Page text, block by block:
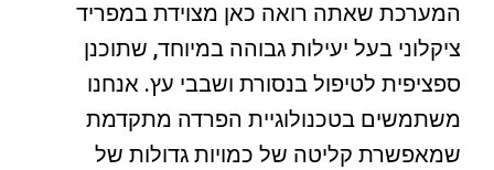
המערכת שאתה רואה כאן מצוידת במפריד
ציקלוני בעל יעילות גבוהה במיוחד, שתוכנן
ספציפית לטיפול בנסורת ושבבי עץ. אנחנו
משתמשים בטכנולוגיית הפרדה מתקדמת
שמאפשרת קליטה של כמויות גדולות של